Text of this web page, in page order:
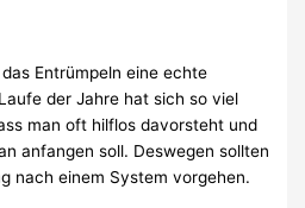
Entrümpeln eine echte
der Jahre hat sich so viel
man oft hilflos davorsteht und
anfangen soll. Deswegen sollten
nach einem System vorgehen.